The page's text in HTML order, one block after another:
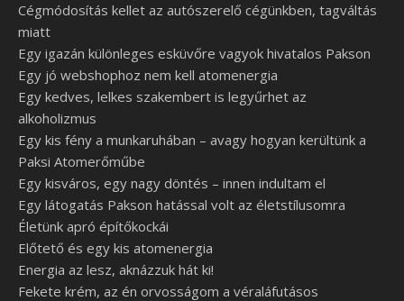
Cégmódosítás kellet az autószerelő cégünkben, tagváltás
miatt
Egy igazán különleges esküvőre vagyok hivatalos Pakson
Egy jó webshophoz nem kell atomenergia
Egy kedves, lelkes szakembert is legyűrhet az
alkoholizmus
Egy kis fény a munkaruhában – avagy hogyan kerültünk a
Paksi Atomerőműbe
Egy kisváros, egy nagy döntés – innen indultam el
Egy látogatás Pakson hatással volt az életstílusomra
Életünk apró építőkockái
Előtető és egy kis atomenergia
Energia az lesz, aknázzuk hát ki!
Fekete krém, az én orvosságom a véraláfutásos